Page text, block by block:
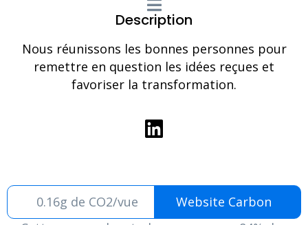
Description
Nous réunissons les bonnes personnes pour
remettre en question les idées reçues et
favoriser la transformation.
0.16g de CO2/vue
Website Carbon